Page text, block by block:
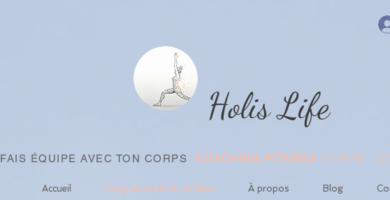
Holis Life
FAIS ÉQUIPE AVEC TON CORPS COACHING FITNESS CORPS -
Accueil Programme Body & Mind À propos Blog